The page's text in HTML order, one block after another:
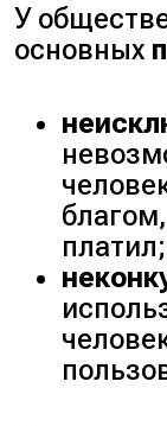
У
основных
платил;